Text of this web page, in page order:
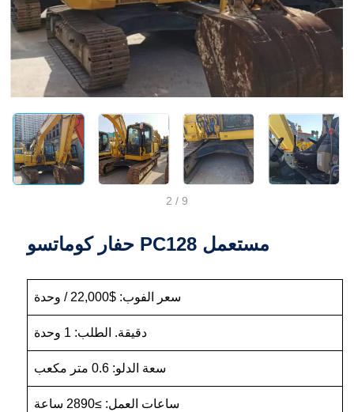
2 / 9
حفار كوماتسو PC128 مستعمل
دقيقة. الطلب: 1 وحدة
سعة الدلو: 0.6 متر مكعب
ساعات العمل: ≥2890 ساعة